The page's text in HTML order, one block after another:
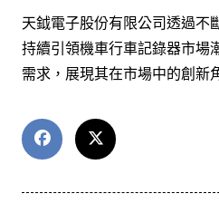
天鉞電子股份有限公司透過不
持續引領機車行車記錄器市場
需求，展現其在市場中的創新